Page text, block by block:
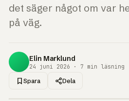
det säger något om var
på väg.
Elin Marklund
24 juni 2026 · 7 min läsning
Spara Dela